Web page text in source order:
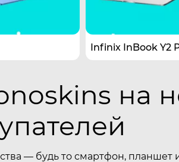
Infinix InBook Y2
на
— будь то смартфон,